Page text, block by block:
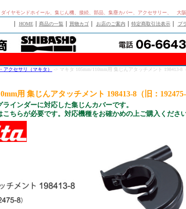
イヤモンドホイール、集じん機、接続、部品、集塵カバー、アクセサリー、 大
HOME｜ 商品の一覧 買物カゴ｜ お店のご案内 特定商取引法表示｜ プ
アクセサリ（マキタ）
-> マキタ 105mm/110mm用 集じんアタッチメント 198413-8
用 集じんアタッチメント 198413-8（旧：
インダーに対応した集じんカバーです。
こちらが必要です。対応機種をお確かめの上ご購入くださ